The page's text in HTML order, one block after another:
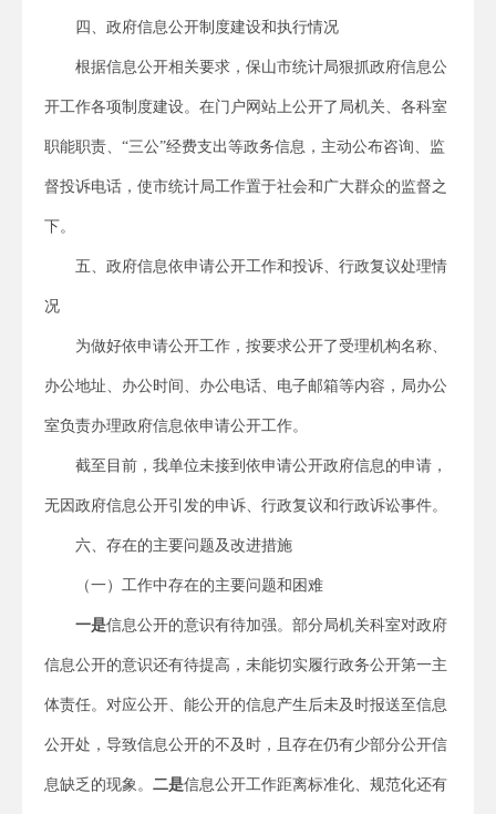
四、政府信息公开制度建设和执行情况
根据信息公开相关要求，保山市统计局狠抓政府信息公
开工作各项制度建设。在门户网站上公开了局机关、各科室
职能职责、“三公”经费支出等政务信息，主动公布咨询、监
督投诉电话，使市统计局工作置于社会和广大群众的监督之
下。
五、政府信息依申请公开工作和投诉、行政复议处理情
况
为做好依申请公开工作，按要求公开了受理机构名称、
办公地址、办公时间、办公电话、电子邮箱等内容，局办公
室负责办理政府信息依申请公开工作。
截至目前，我单位未接到依申请公开政府信息的申请，
无因政府信息公开引发的申诉、行政复议和行政诉讼事件。
六、存在的主要问题及改进措施
（一）工作中存在的主要问题和困难
一是信息公开的意识有待加强。部分局机关科室对政府
信息公开的意识还有待提高，未能切实履行政务公开第一主
体责任。对应公开、能公开的信息产生后未及时报送至信息
公开处，导致信息公开的不及时，且存在仍有少部分公开信
息缺乏的现象。 二是信息公开工作距离标准化、规范化还有